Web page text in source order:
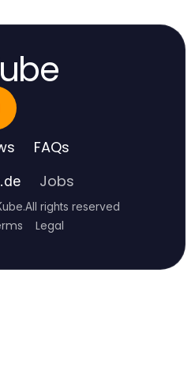
FAQs
Jobs
.All rights reserved
Legal